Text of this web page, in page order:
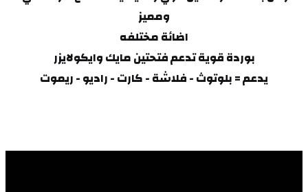
ومميز
اضائة مختلفه
بوردة قوية تدعم فتحتين مايك وايكولايزر
يدعم = بلوتوث - فلاشة - كارت - راديو - ريموت